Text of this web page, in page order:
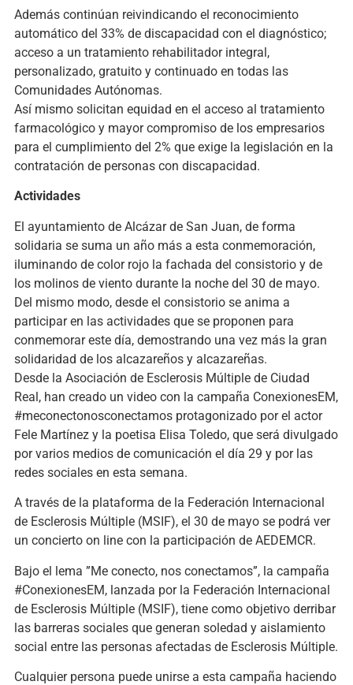
Además continúan reivindicando el reconocimiento
automático del 33% de discapacidad con el diagnóstico;
acceso a un tratamiento rehabilitador integral,
personalizado, gratuito y continuado en todas las
Comunidades Autónomas.
Así mismo solicitan equidad en el acceso al tratamiento
farmacológico y mayor compromiso de los empresarios
para el cumplimiento del 2% que exige la legislación en la
contratación de personas con discapacidad.
Actividades
El ayuntamiento de Alcázar de San Juan, de forma
solidaria se suma un año más a esta conmemoración,
iluminando de color rojo la fachada del consistorio y de
los molinos de viento durante la noche del 30 de mayo.
Del mismo modo, desde el consistorio se anima a
participar en las actividades que se proponen para
conmemorar este día, demostrando una vez más la gran
solidaridad de los alcazareños y alcazareñas.
Desde la Asociación de Esclerosis Múltiple de Ciudad
Real, han creado un video con la campaña ConexionesEM,
#meconectonosconectamos protagonizado por el actor
Fele Martínez y la poetisa Elisa Toledo, que será divulgado
por varios medios de comunicación el día 29 y por las
redes sociales en esta semana.
A través de la plataforma de la Federación Internacional
de Esclerosis Múltiple (MSIF), el 30 de mayo se podrá ver
un concierto on line con la participación de AEDEMCR.
Bajo el lema ”Me conecto, nos conectamos”, la campaña
#ConexionesEM, lanzada por la Federación Internacional
de Esclerosis Múltiple (MSIF), tiene como objetivo derribar
las barreras sociales que generan soledad y aislamiento
social entre las personas afectadas de Esclerosis Múltiple.
Cualquier persona puede unirse a esta campaña haciendo